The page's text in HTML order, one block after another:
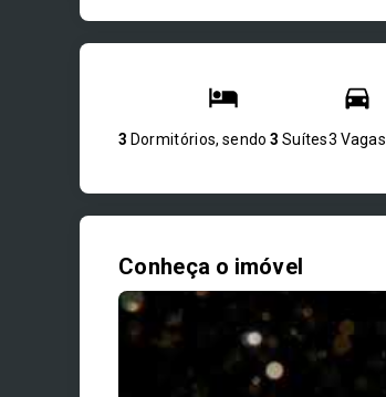
3 Dormitórios, sendo3 Suítes3 Vagas
Conheça o imóvel